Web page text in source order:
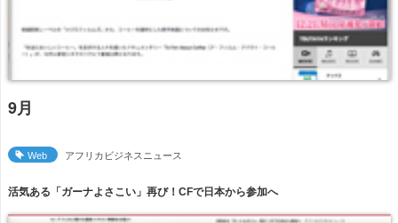
9月
Web アフリカビジネスニュース
活気ある「ガーナよさこい」再び！CFで日本から参加へ